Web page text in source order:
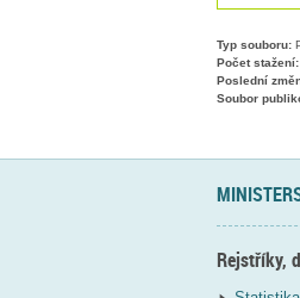
Typ souboru:
Počet stažení:
Poslední
Soubor
Rejstříky,